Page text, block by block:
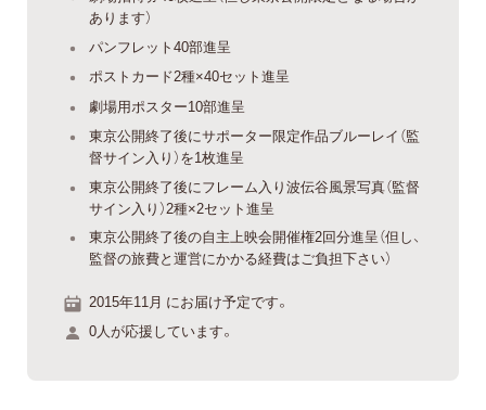
あります）
パンフレット40部進呈
ポストカード2種×40セット進呈
劇場用ポスター10部進呈
東京公開終了後にサポーター限定作品ブルーレイ（監
督サイン入り）を1枚進呈
東京公開終了後にフレーム入り波伝谷風景写真（監督
サイン入り）2種×2セット進呈
東京公開終了後の自主上映会開催権2回分進呈（但し、
監督の旅費と運営にかかる経費はご負担下さい）
2015年11月 にお届け予定です。
0人が応援しています。